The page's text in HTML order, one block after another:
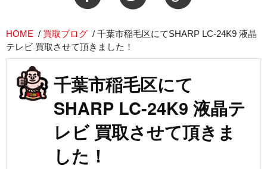
HOME / 買取ブログ / 千葉市稲毛区にてSHARP LC-24K9 液晶
テレビ 買取させて頂きました！
千葉市稲毛区にて
SHARP LC-24K9 液晶テ
レビ 買取させて頂きま
した！